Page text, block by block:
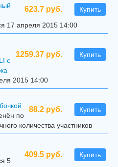
623.7 руб. Купить
17 апреля 2015 14:00
1259.37 руб. Купить
с
2015 14:00
88.2 руб. Купить
по
количества участников
409.5 руб. Купить
5